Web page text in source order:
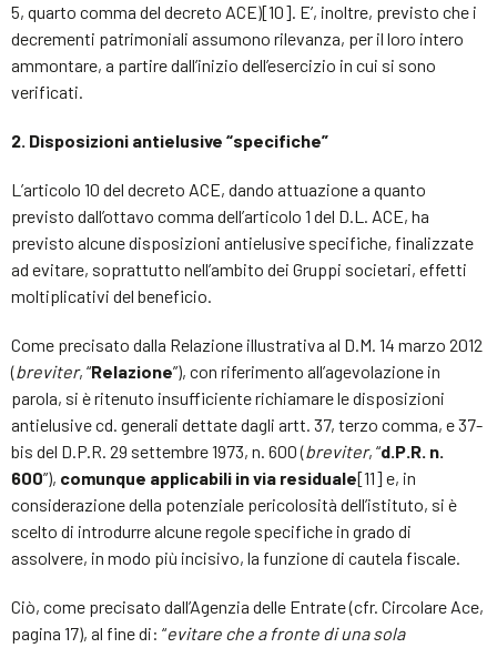
5, quarto comma del decreto ACE)[10]. E’, inoltre, previsto che i
decrementi patrimoniali assumono rilevanza, per il loro intero
ammontare, a partire dall’inizio dell’esercizio in cui si sono
verificati.
2. Disposizioni antielusive “specifiche”
L’articolo 10 del decreto ACE, dando attuazione a quanto
previsto dall’ottavo comma dell’articolo 1 del D.L. ACE, ha
previsto alcune disposizioni antielusive specifiche, finalizzate
ad evitare, soprattutto nell’ambito dei Gruppi societari, effetti
moltiplicativi del beneficio.
Come precisato dalla Relazione illustrativa al D.M. 14 marzo 2012
(breviter, “Relazione”), con riferimento all’agevolazione in
parola, si è ritenuto insufficiente richiamare le disposizioni
antielusive cd. generali dettate dagli artt. 37, terzo comma, e 37-
bis del D.P.R. 29 settembre 1973, n. 600 (breviter, “d.P.R. n.
600”), comunque applicabili in via residuale[11] e, in
considerazione della potenziale pericolosità dell’istituto, si è
scelto di introdurre alcune regole specifiche in grado di
assolvere, in modo più incisivo, la funzione di cautela fiscale.
Ciò, come precisato dall’Agenzia delle Entrate (cfr. Circolare Ace,
pagina 17), al fine di: “evitare che a fronte di una sola